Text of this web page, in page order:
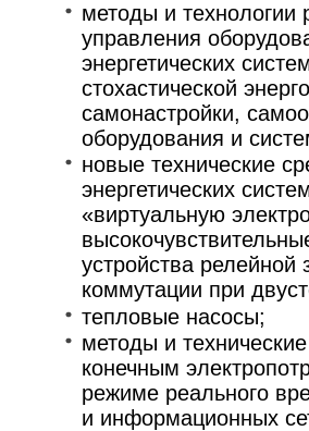
методы и технологии
управления
энергетических
стохастической
самонастройки,
оборудования и
новые технические
энергетических
«виртуальную
устройства
коммутации при
тепловые насосы;
методы и
конечным
режиме реального
и информационных